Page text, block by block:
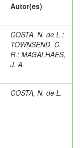
Autor(es)
COSTA, N. de L.;
TOWNSEND, C.
R.; MAGALHAES,
J. A.
COSTA, N. de L.